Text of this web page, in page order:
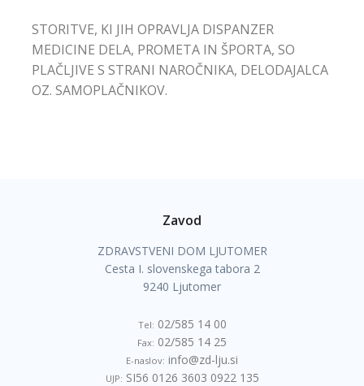
STORITVE, KI JIH OPRAVLJA DISPANZER
MEDICINE DELA, PROMETA IN ŠPORTA, SO
PLAČLJIVE S STRANI NAROČNIKA, DELODAJALCA
OZ. SAMOPLAČNIKOV.
Zavod
ZDRAVSTVENI DOM LJUTOMER
Cesta I. slovenskega tabora 2
9240 Ljutomer
Tel: 02/585 14 00
Fax: 02/585 14 25
E-naslov: info@zd-lju.si
UJP: SI56 0126 3603 0922 135